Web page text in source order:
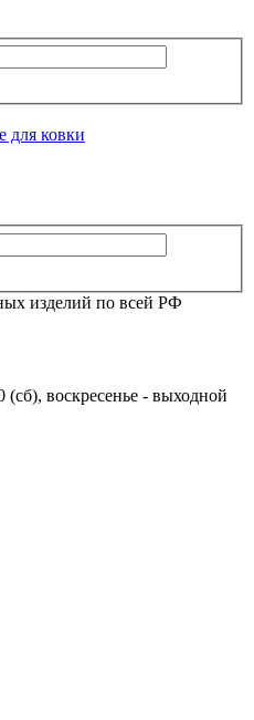
изделий по всей РФ
воскресенье - выходной